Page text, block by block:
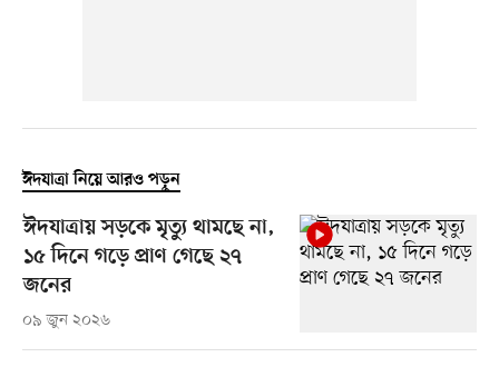
ঈদযাত্রা নিয়ে আরও পড়ুন
ঈদযাত্রায় সড়কে মৃত্যু থামছে না,
১৫ দিনে গড়ে প্রাণ গেছে ২৭
জনের
০৯ জুন ২০২৬